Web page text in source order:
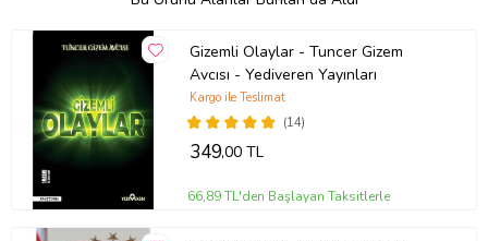
Gizemli Olaylar - Tuncer Gizem
Avcısı - Yediveren Yayınları
(14)
Kargo ile Teslimat
349,00 TL
66,89 TL'den Başlayan Taksitlerle